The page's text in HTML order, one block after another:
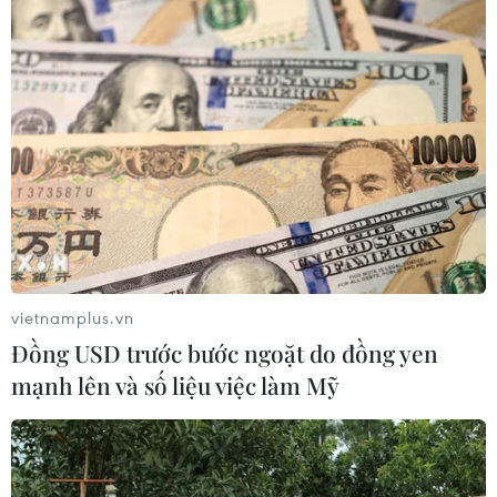
CƠ QUAN CHỦ QUẢN: THÔNG TẤN XÃ VIỆT NAM
Tổng Biên tập: TRẦN TIẾN DUẨN
Phó Tổng Biên tập: NGUYỄN THỊ TÁM, KHÚC THANH
THỦY
Sở hữu trí tuệ
Quy định sử dụng
RSS
Hỗ trợ
Ngôn ngữ
Dịch vụ tin
Quảng cáo
Liên hệ
vietnamplus.vn
Đồng USD trước bước ngoặt do đồng yen
mạnh lên và số liệu việc làm Mỹ